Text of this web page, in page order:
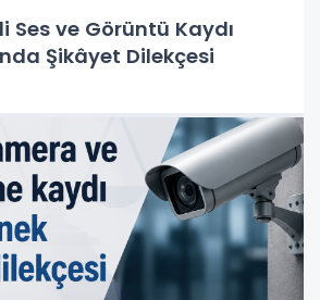
Ses ve Görüntü Kaydı
Şikâyet Dilekçesi